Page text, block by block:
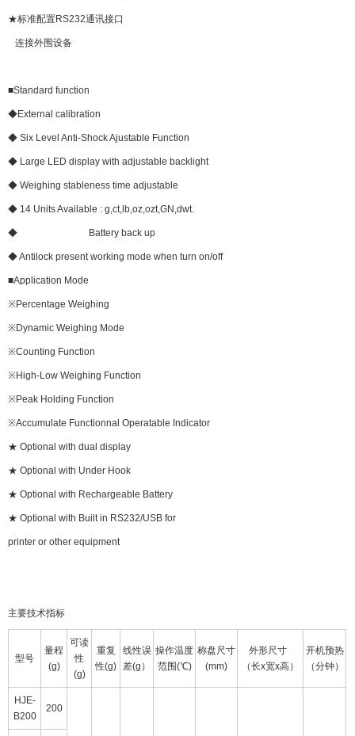
★标准配置RS232通讯接口
连接外围设备
■Standard function
◆External calibration
◆ Six Level Anti-Shock Ajustable Function
◆ Large LED display with adjustable backlight
◆ Weighing stableness time adjustable
◆ 14 Units Available : g,ct,lb,oz,ozt,GN,dwt.
◆ Battery back up
◆ Antilock present working mode when turn on/off
■Application Mode
※Percentage Weighing
※Dynamic Weighing Mode
※Counting Function
※High-Low Weighing Function
※Peak Holding Function
※Accumulate Functionnal Operatable Indicator
★ Optional with dual display
★ Optional with Under Hook
★ Optional with Rechargeable Battery
★ Optional with Built in RS232/USB for
printer or other equipment
主要技术指标
型号
量程
(g)
可读
性
(g)
重复
性(g)
线性误
差(g）
操作温度
范围(℃)
称盘尺寸
(mm)
外形尺寸
（长x宽x高）
开机预热
（分钟）
HJE-
B200
200